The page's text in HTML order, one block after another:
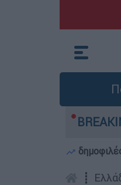
ανθρωποκτονίες
┋